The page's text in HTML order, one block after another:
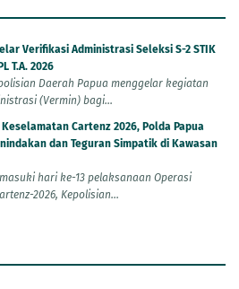
Verifikasi Administrasi Seleksi S-2 STIK
T.A. 2026
Daerah Papua menggelar kegiatan
(Vermin) bagi...
Keselamatan Cartenz 2026, Polda Papua
dan Teguran Simpatik di Kawasan
hari ke-13 pelaksanaan Operasi
2026, Kepolisian...